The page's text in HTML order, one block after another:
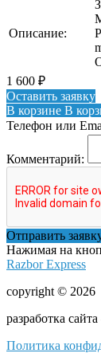
Описание:
1 600 ₽
Оставить заявку
В корзине В
Телефон или
Комментарий:
Отправить
Нажимая на
Razbor Express
copyright © 2026
разработка сайта
Политика